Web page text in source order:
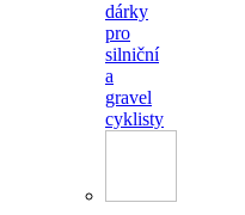
dárky
pro
silniční
a
gravel
cyklisty